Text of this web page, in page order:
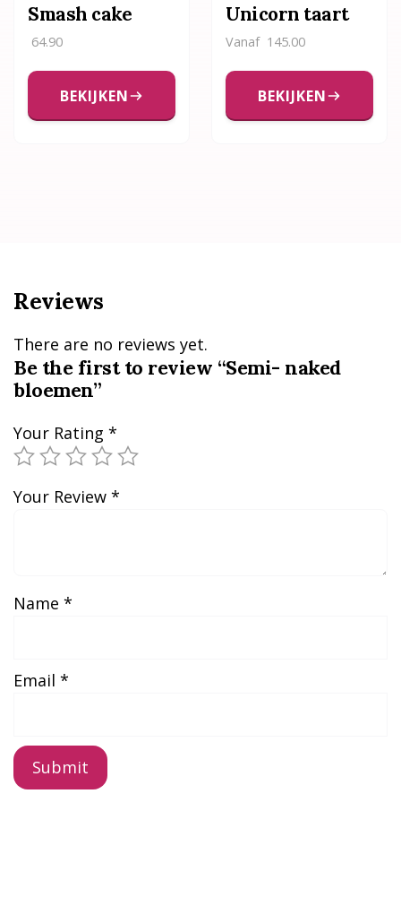
Smash cake
64.90
BEKIJKEN
Unicorn taart
Vanaf 145.00
BEKIJKEN
Reviews
There are no reviews yet.
Be the first to review “Semi- naked
bloemen”
Your Rating *
Your Review *
Name *
Email *